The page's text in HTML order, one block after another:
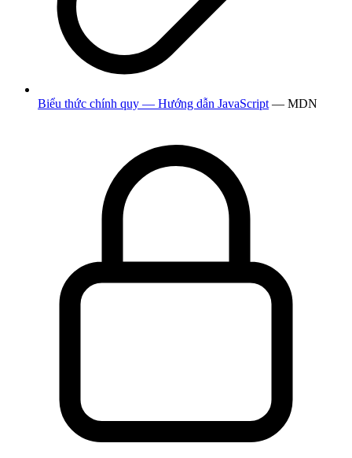
Biểu thức chính quy — Hướng dẫn JavaScript — MDN